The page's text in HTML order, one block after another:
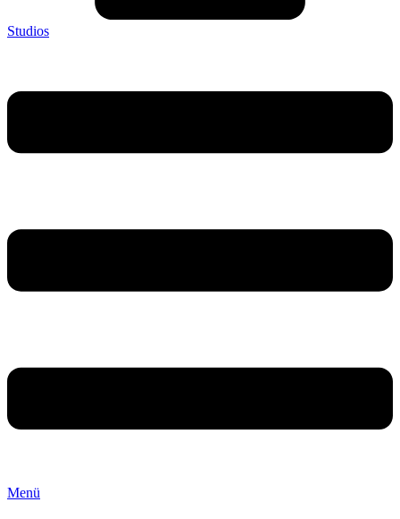
Studios
Menü